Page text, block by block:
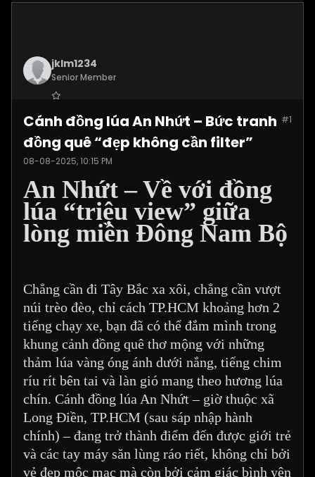
jklm1234
Senior Member
Posts:1215 #1
Cánh đồng lúa An Nhứt – Bức tranh
đồng quê “đẹp không cần filter”
08-08-2025, 10:15 PM
An Nhứt – Về với đồng
lúa “triệu view” giữa
lòng miền Đông Nam Bộ
Chẳng cần đi Tây Bắc xa xôi, chẳng cần vượt
núi trèo đèo, chỉ cách TP.HCM khoảng hơn 2
tiếng chạy xe, bạn đã có thể đắm mình trong
khung cảnh đồng quê thơ mộng với những
thảm lúa vàng óng ánh dưới nắng, tiếng chim
ríu rít bên tai và làn gió mang theo hương lúa
chín. Cánh đồng lúa An Nhứt – giờ thuộc xã
Long Điền, TP.HCM (sau sáp nhập hành
chính) – đang trở thành điểm đến được giới trẻ
và các tay máy săn lùng ráo riết, không chỉ bởi
vẻ đẹp mộc mạc mà còn bởi cảm giác bình yên